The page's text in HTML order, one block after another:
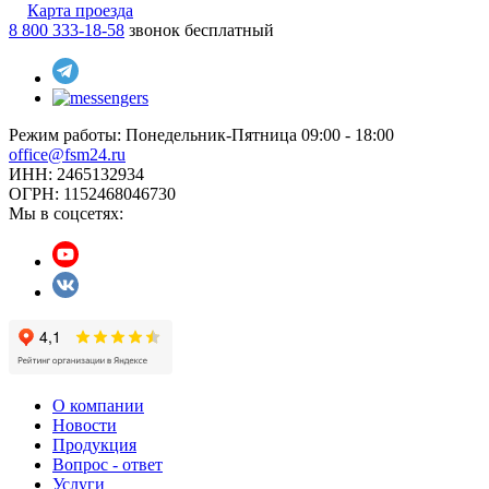
Карта проезда
8 800 333-18-58 звонок бесплатный
Режим работы: Понедельник-Пятница 09:00 - 18:00
office@fsm24.ru
ИНН: 2465132934
ОГРН: 1152468046730
Мы в соцсетях:
О компании
Новости
Продукция
Вопрос - ответ
Услуги